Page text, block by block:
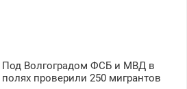
безопасности с з/п до
125000 руб.
Под Волгоградом ФСБ и МВД в
полях проверили 250 мигрантов